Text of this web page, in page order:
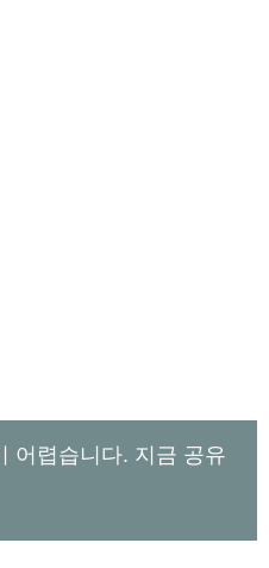
어렵습니다. 지금 공유